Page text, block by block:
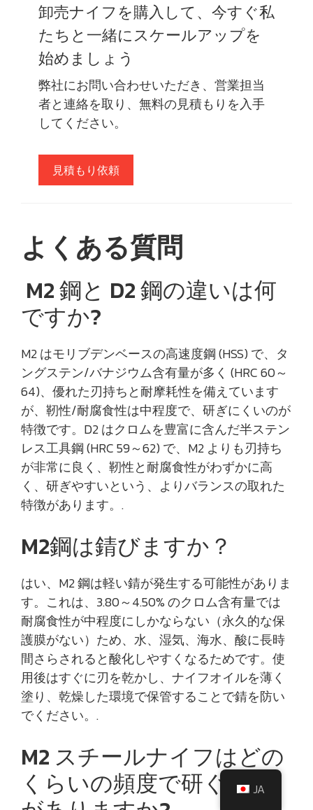
卸売ナイフを購入して、今すぐ私
たちと一緒にスケールアップを
始めましょう
弊社にお問い合わせいただき、営業担当
者と連絡を取り、無料の見積もりを入手
してください。
見積もり依頼
よくある質問
M2 鋼と D2 鋼の違いは何
ですか?
M2 はモリブデンベースの高速度鋼 (HSS) で、タ
ングステン/バナジウム含有量が多く (HRC 60～
64)、優れた刃持ちと耐摩耗性を備えています
が、靭性/耐腐食性は中程度で、研ぎにくいのが
特徴です。D2 はクロムを豊富に含んだ半ステン
レス工具鋼 (HRC 59～62) で、M2 よりも刃持ち
が非常に良く、靭性と耐腐食性がわずかに高
く、研ぎやすいという、よりバランスの取れた
特徴があります。.
M2鋼は錆びますか？
はい、M2 鋼は軽い錆が発生する可能性がありま
す。これは、3.80～4.50% のクロム含有量では
耐腐食性が中程度にしかならない（永久的な保
護膜がない）ため、水、湿気、海水、酸に長時
間さらされると酸化しやすくなるためです。使
用後はすぐに刃を乾かし、ナイフオイルを薄く
塗り、乾燥した環境で保管することで錆を防い
でください。.
M2 スチールナイフはどの
くらいの頻度で研ぐ必要
JA